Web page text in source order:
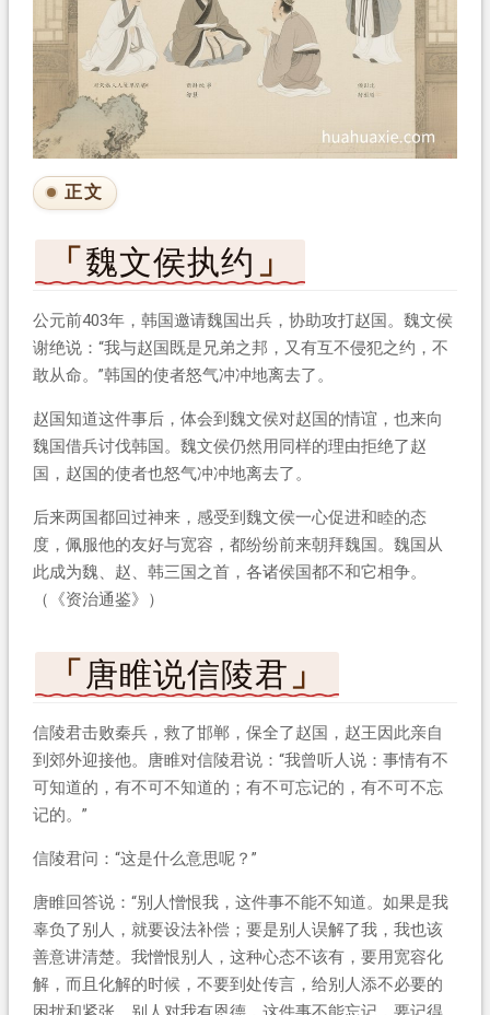
正文
魏文侯执约
公元前403年，韩国邀请魏国出兵，协助攻打赵国。魏文侯
谢绝说：“我与赵国既是兄弟之邦，又有互不侵犯之约，不
敢从命。”韩国的使者怒气冲冲地离去了。
赵国知道这件事后，体会到魏文侯对赵国的情谊，也来向
魏国借兵讨伐韩国。魏文侯仍然用同样的理由拒绝了赵
国，赵国的使者也怒气冲冲地离去了。
后来两国都回过神来，感受到魏文侯一心促进和睦的态
度，佩服他的友好与宽容，都纷纷前来朝拜魏国。魏国从
此成为魏、赵、韩三国之首，各诸侯国都不和它相争。
（《资治通鉴》）
唐睢说信陵君
信陵君击败秦兵，救了邯郸，保全了赵国，赵王因此亲自
到郊外迎接他。唐睢对信陵君说：“我曾听人说：事情有不
可知道的，有不可不知道的；有不可忘记的，有不可不忘
记的。”
信陵君问：“这是什么意思呢？”
唐睢回答说：“别人憎恨我，这件事不能不知道。如果是我
辜负了别人，就要设法补偿；要是别人误解了我，我也该
善意讲清楚。我憎恨别人，这种心态不该有，要用宽容化
解，而且化解的时候，不要到处传言，给别人添不必要的